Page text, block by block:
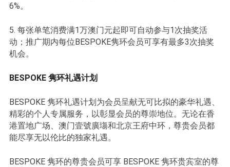
6%。
5. 每张单笔消费满1万澳门元起即可自动参与1次抽奖活
动；推广期内每位BESPOKE隽环会员可享有最多3次抽奖
机会。
BESPOKE 隽环礼遇计划
BESPOKE 隽环礼遇计划为会员呈献无可比拟的豪华礼遇、
精彩的个人专属服务，以彰显会员的尊崇地位。无论在香
港置地广场、澳门壹號廣塲和北京王府中环，尊贵会员都
能尽享无以伦比的独家礼遇。
BESPOKE 隽环的尊贵会员可享 BESPOKE 隽环贵宾室的尊